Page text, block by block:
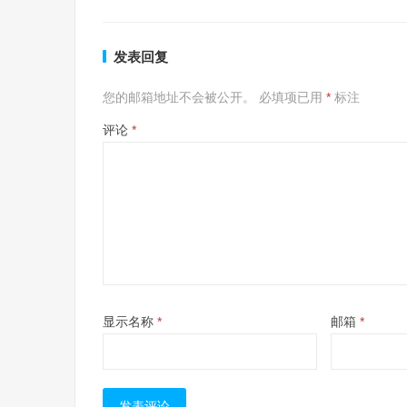
发表回复
您的邮箱地址不会被公开。 必填项已用 * 标注
评论 *
显示名称 * 邮箱 *